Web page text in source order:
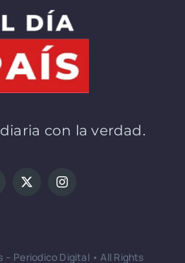
con la verdad.
– Periodico Digital • All Rights